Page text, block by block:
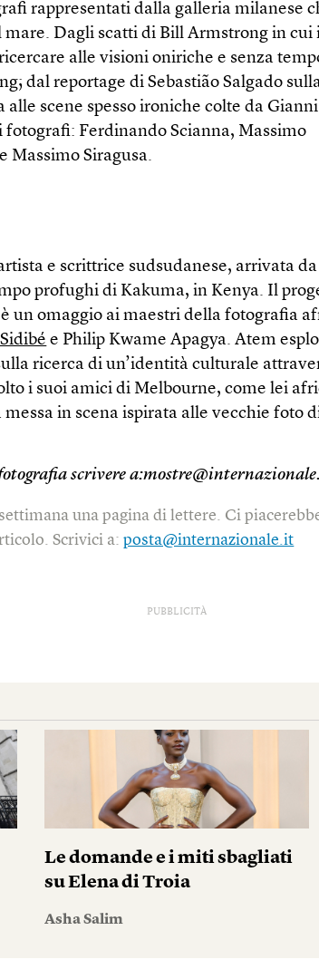
rappresentati dalla galleria milanese
Dagli scatti di Bill Armstrong in cui
alle visioni oniriche e senza
dal reportage di Sebastião Salgado
scene spesso ironiche colte da Gianni
Ferdinando Scianna, Massimo
Massimo Siragusa.
e scrittrice sudsudanese, arrivata da
profughi di Kakuma, in Kenya. Il
è un omaggio ai maestri della fotografia
e Philip Kwame Apagya. Atem
ricerca di un’identità culturale
i suoi amici di Melbourne, come lei
in scena ispirata alle vecchie foto
scrivere
una pagina di lettere. Ci
Scrivici a:posta@internazionale.it
PUBBLICITÀ
Le domande e i miti sbagliati
su Elena di Troia
Asha Salim